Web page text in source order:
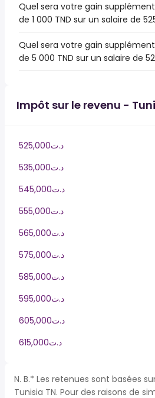
Quel sera votre gain
de 1 000 TND sur un salaire de
Quel sera votre gain
de 5 000 TND sur un salaire de
Impôt sur le revenu -
525,000د.ت
535,000د.ت
545,000د.ت
555,000د.ت
565,000د.ت
575,000د.ت
585,000د.ت
595,000د.ت
605,000د.ت
615,000د.ت
N. B.* Les retenues sont basées
Tunisia TN. Pour des raisons de